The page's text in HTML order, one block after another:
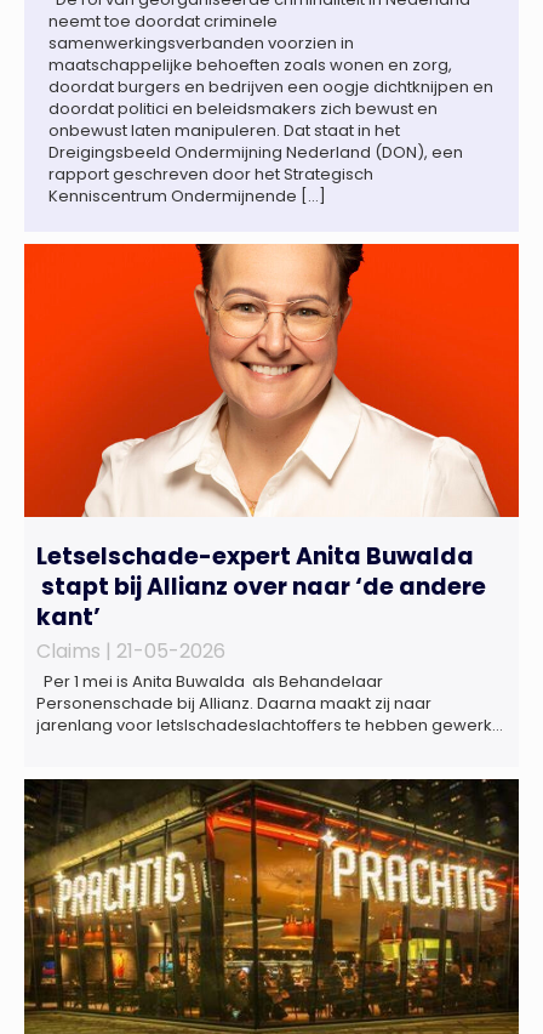
neemt toe doordat criminele
samenwerkingsverbanden voorzien in
maatschappelijke behoeften zoals wonen en zorg,
doordat burgers en bedrijven een oogje dichtknijpen en
doordat politici en beleidsmakers zich bewust en
onbewust laten manipuleren. Dat staat in het
Dreigingsbeeld Ondermijning Nederland (DON), een
rapport geschreven door het Strategisch
Kenniscentrum Ondermijnende […]
Letselschade-expert Anita Buwalda
stapt bij Allianz over naar ‘de andere
kant’
Claims | 21-05-2026
Per 1 mei is Anita Buwalda als Behandelaar
Personenschade bij Allianz. Daarna maakt zij naar
jarenlang voor letslschadeslachtoffers te hebben gewerkt
naam van Buwalda Letselschade, waarin zij onder meer
werkzaam was voor ZLM, Ard Korevaar Personenschade,
Overtoom […]